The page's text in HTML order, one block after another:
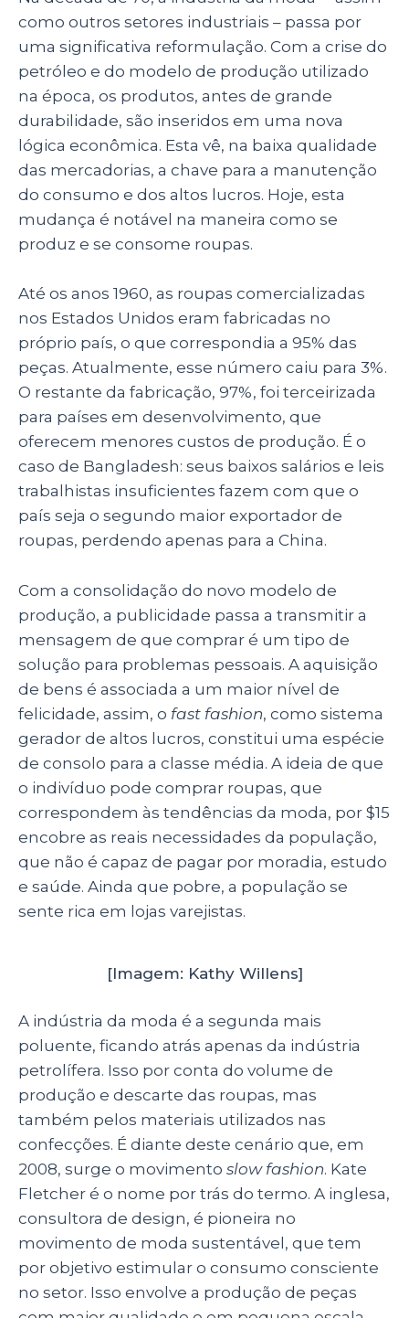
como outros setores industriais – passa por
uma significativa reformulação. Com a crise do
petróleo e do modelo de produção utilizado
na época, os produtos, antes de grande
durabilidade, são inseridos em uma nova
lógica econômica. Esta vê, na baixa qualidade
das mercadorias, a chave para a manutenção
do consumo e dos altos lucros. Hoje, esta
mudança é notável na maneira como se
produz e se consome roupas.
Até os anos 1960, as roupas comercializadas
nos Estados Unidos eram fabricadas no
próprio país, o que correspondia a 95% das
peças. Atualmente, esse número caiu para 3%.
O restante da fabricação, 97%, foi terceirizada
para países em desenvolvimento, que
oferecem menores custos de produção. É o
caso de Bangladesh: seus baixos salários e leis
trabalhistas insuficientes fazem com que o
país seja o segundo maior exportador de
roupas, perdendo apenas para a China.
Com a consolidação do novo modelo de
produção, a publicidade passa a transmitir a
mensagem de que comprar é um tipo de
solução para problemas pessoais. A aquisição
de bens é associada a um maior nível de
felicidade, assim, o fast fashion, como sistema
gerador de altos lucros, constitui uma espécie
de consolo para a classe média. A ideia de que
o indivíduo pode comprar roupas, que
correspondem às tendências da moda, por $15
encobre as reais necessidades da população,
que não é capaz de pagar por moradia, estudo
e saúde. Ainda que pobre, a população se
sente rica em lojas varejistas.
[Imagem: Kathy Willens]
A indústria da moda é a segunda mais
poluente, ficando atrás apenas da indústria
petrolífera. Isso por conta do volume de
produção e descarte das roupas, mas
também pelos materiais utilizados nas
confecções. É diante deste cenário que, em
2008, surge o movimento slow fashion. Kate
Fletcher é o nome por trás do termo. A inglesa,
consultora de design, é pioneira no
movimento de moda sustentável, que tem
por objetivo estimular o consumo consciente
no setor. Isso envolve a produção de peças